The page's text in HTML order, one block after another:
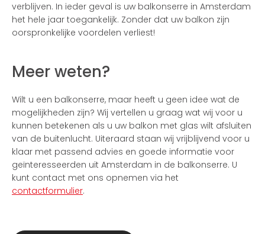
verblijven. In ieder geval is uw balkonserre in Amsterdam
het hele jaar toegankelijk. Zonder dat uw balkon zijn
oorspronkelijke voordelen verliest!
Meer weten?
Wilt u een balkonserre, maar heeft u geen idee wat de
mogelijkheden zijn? Wij vertellen u graag wat wij voor u
kunnen betekenen als u uw balkon met glas wilt afsluiten
van de buitenlucht. Uiteraard staan wij vrijblijvend voor u
klaar met passend advies en goede informatie voor
geïnteresseerden uit Amsterdam in de balkonserre. U
kunt contact met ons opnemen via het
contactformulier.